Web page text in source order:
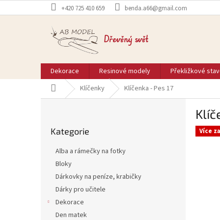
na
+420 725 410 659 benda.a66@gmail.com
Dřevěný svět
Dekorace Resinové modely Překližkové
Domů Klíčenky Klíčenka - Pes 17
kategorie
Kategorie
Alba a rámečky na fotky
Bloky
Dárkovky na peníze, krabičky
Dárky pro učitele
Dekorace
Den matek
Více